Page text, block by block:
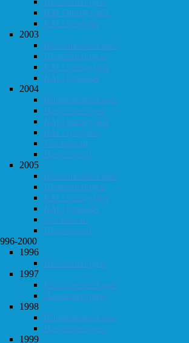
KM i hurtigsjakk
KM i lynsjakk
2003
Klubbmesterskapet
Høstturneringen
KM i hurtigsjakk
KM i lynsjakk
2004
Klubbmesterskapet
Høstturneringen
KM i hurtigsjakk
KM i lynsjakk
Vår-konrad
Høst-konrad
2005
Klubbmesterskapet
Høstturneringen
KM i hurtigsjakk
KM i lynsjakk
Vår-konrad
Høst-konrad
2000
1996
Høstturneringen
1997
Klubbmesterskapet
Høstturneringen
1998
Klubbmesterskapet
Høstturneringen
1999